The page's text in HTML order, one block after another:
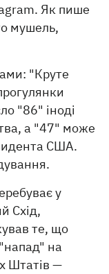
Як пише
мушель,
"Круте
"86" іноді
а "47" може
США.
у
Схід,
те, що
на
Штатів —